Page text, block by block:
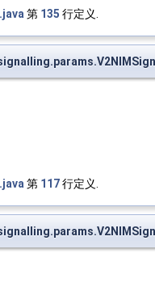
第 135 行定义.
第 117行定义.